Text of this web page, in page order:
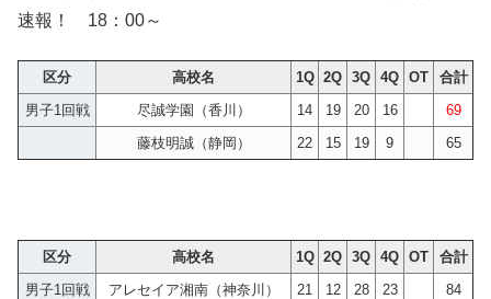
速報！ 18：00～
区分 高校名 1Q 2Q 3Q 4Q OT
合計
男子1回戦
尽誠学園（香川） 14 19 20 16
69
藤枝明誠（静岡）
22 15 19 9 65
区分 高校名 1Q 2Q 3Q 4Q OT
合計
男子1回戦
アレセイア湘南（神奈川） 21 12 28 23
84